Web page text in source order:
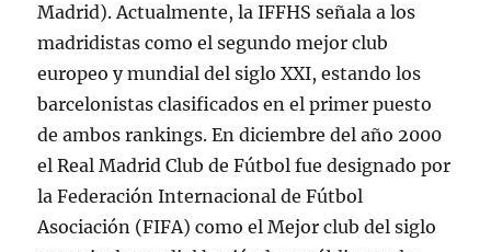
Madrid). Actualmente, la IFFHS señala a los
madridistas como el segundo mejor club
europeo y mundial del siglo XXI, estando los
barcelonistas clasificados en el primer puesto
de ambos rankings. En diciembre del año 2000
el Real Madrid Club de Fútbol fue designado por
la Federación Internacional de Fútbol
Asociación (FIFA) como el Mejor club del siglo